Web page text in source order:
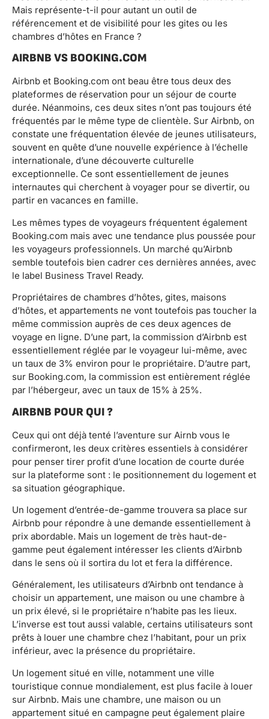
Mais représente-t-il pour autant un outil de
référencement et de visibilité pour les gites ou les
chambres d’hôtes en France ?
AIRBNB VS BOOKING.COM
Airbnb et Booking.com ont beau être tous deux des
plateformes de réservation pour un séjour de courte
durée. Néanmoins, ces deux sites n’ont pas toujours été
fréquentés par le même type de clientèle. Sur Airbnb, on
constate une fréquentation élevée de jeunes utilisateurs,
souvent en quête d’une nouvelle expérience à l’échelle
internationale, d’une découverte culturelle
exceptionnelle. Ce sont essentiellement de jeunes
internautes qui cherchent à voyager pour se divertir, ou
partir en vacances en famille.
Les mêmes types de voyageurs fréquentent également
Booking.com mais avec une tendance plus poussée pour
les voyageurs professionnels. Un marché qu’Airbnb
semble toutefois bien cadrer ces dernières années, avec
le label Business Travel Ready.
Propriétaires de chambres d’hôtes, gites, maisons
d’hôtes, et appartements ne vont toutefois pas toucher la
même commission auprès de ces deux agences de
voyage en ligne. D’une part, la commission d’Airbnb est
essentiellement réglée par le voyageur lui-même, avec
un taux de 3% environ pour le propriétaire. D’autre part,
sur Booking.com, la commission est entièrement réglée
par l’hébergeur, avec un taux de 15% à 25%.
AIRBNB POUR QUI ?
Ceux qui ont déjà tenté l’aventure sur Airnb vous le
confirmeront, les deux critères essentiels à considérer
pour penser tirer profit d’une location de courte durée
sur la plateforme sont : le positionnement du logement et
sa situation géographique.
Un logement d’entrée-de-gamme trouvera sa place sur
Airbnb pour répondre à une demande essentiellement à
prix abordable. Mais un logement de très haut-de-
gamme peut également intéresser les clients d’Airbnb
dans le sens où il sortira du lot et fera la différence.
Généralement, les utilisateurs d’Airbnb ont tendance à
choisir un appartement, une maison ou une chambre à
un prix élevé, si le propriétaire n’habite pas les lieux.
L’inverse est tout aussi valable, certains utilisateurs sont
prêts à louer une chambre chez l’habitant, pour un prix
inférieur, avec la présence du propriétaire.
Un logement situé en ville, notamment une ville
touristique connue mondialement, est plus facile à louer
sur Airbnb. Mais une chambre, une maison ou un
appartement situé en campagne peut également plaire